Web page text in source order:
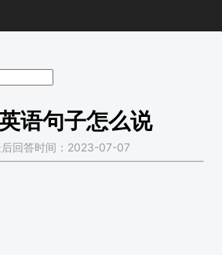
语句子怎么说
回答时间：2023-07-07